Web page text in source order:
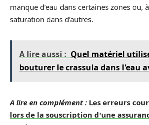
manque d’eau dans certaines zones ou,
saturation dans d’autres.
A lire aussi : Quel matériel
bouturer le crassula dans l'eau
A lire en complément : Les erreurs
lors de la souscription d'une